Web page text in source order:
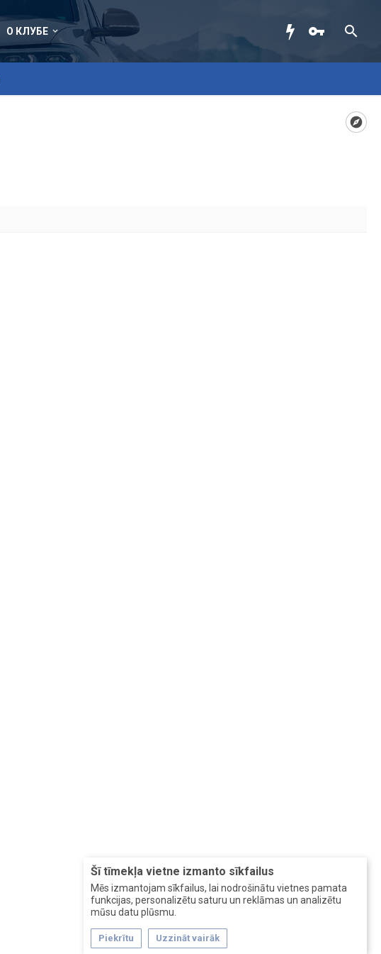
О КЛУБЕ
Šī tīmekļa vietne izmanto sīkfailus
Mēs izmantojam sīkfailus, lai nodrošinātu vietnes pamata
funkcijas, personalizētu saturu un reklāmas un analizētu
mūsu datu plūsmu.
Piekrītu Uzzināt vairāk